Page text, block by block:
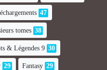
47
tomes 38
& Légendes 9 30
29 Fantasy 29